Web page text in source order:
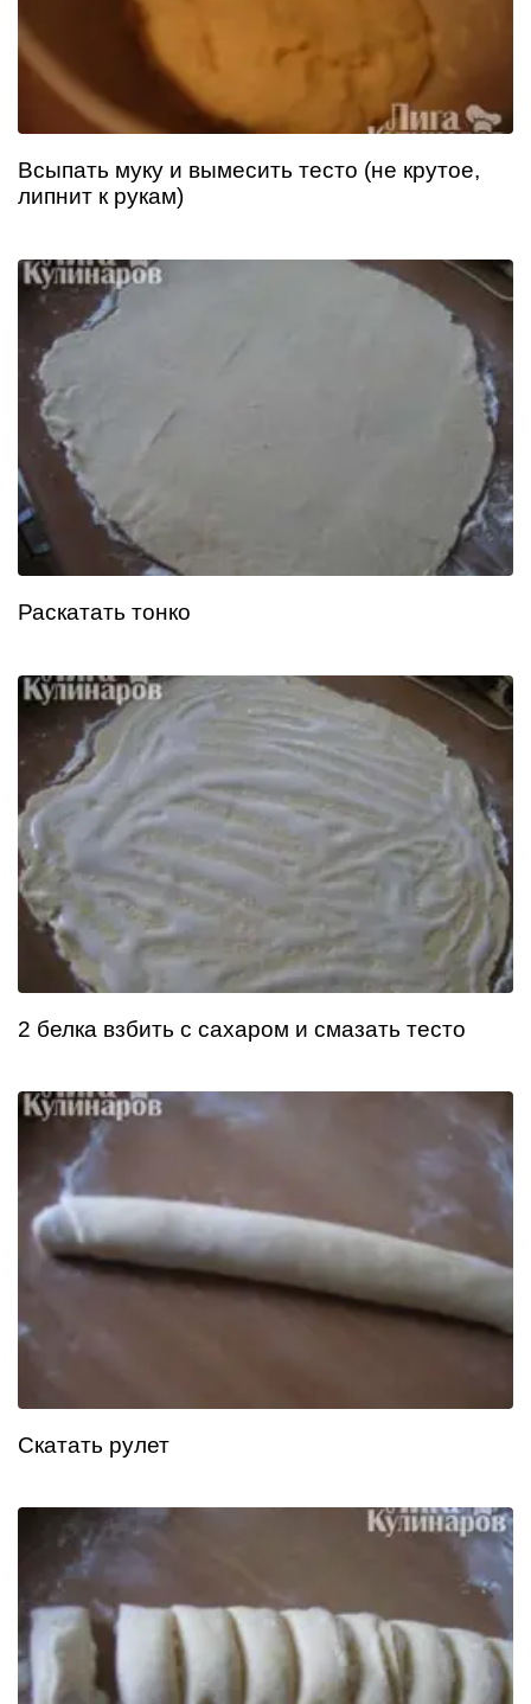
Всыпать муку и вымесить тесто (не крутое,
липнит к рукам)
Раскатать тонко
2 белка взбить с сахаром и смазать тесто
Скатать рулет